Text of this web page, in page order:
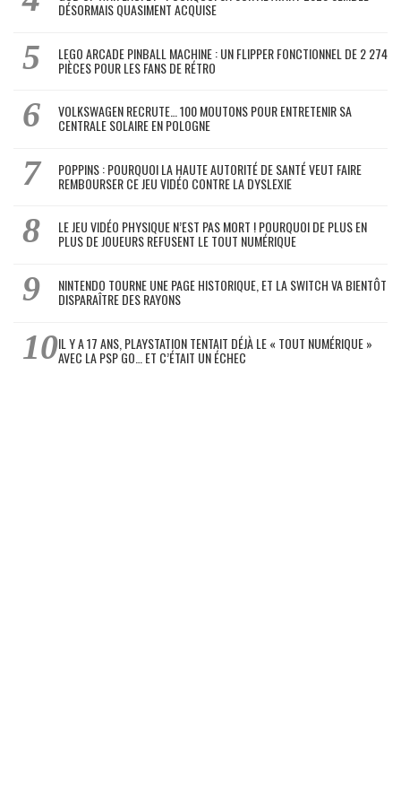
DÉSORMAIS QUASIMENT ACQUISE
LEGO ARCADE PINBALL MACHINE : UN FLIPPER FONCTIONNEL DE 2 274
PIÈCES POUR LES FANS DE RÉTRO
VOLKSWAGEN RECRUTE… 100 MOUTONS POUR ENTRETENIR SA
CENTRALE SOLAIRE EN POLOGNE
POPPINS : POURQUOI LA HAUTE AUTORITÉ DE SANTÉ VEUT FAIRE
REMBOURSER CE JEU VIDÉO CONTRE LA DYSLEXIE
LE JEU VIDÉO PHYSIQUE N’EST PAS MORT ! POURQUOI DE PLUS EN
PLUS DE JOUEURS REFUSENT LE TOUT NUMÉRIQUE
NINTENDO TOURNE UNE PAGE HISTORIQUE, ET LA SWITCH VA BIENTÔT
DISPARAÎTRE DES RAYONS
IL Y A 17 ANS, PLAYSTATION TENTAIT DÉJÀ LE « TOUT NUMÉRIQUE »
AVEC LA PSP GO… ET C’ÉTAIT UN ÉCHEC